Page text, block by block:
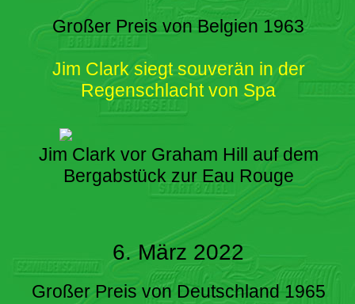
Großer Preis von Belgien 1963
Jim Clark siegt souverän in der
Regenschlacht von Spa
Jim Clark vor Graham Hill auf dem
Bergabstück zur Eau Rouge
6. März 2022
Großer Preis von Deutschland 1965